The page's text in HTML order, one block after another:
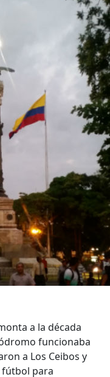
a la década
funcionaba
a Los Ceibos y
fútbol para